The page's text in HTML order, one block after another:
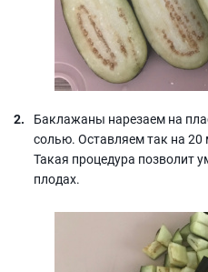
Баклажаны нарезаем на
солью. Оставляем так на
Такая процедура позволит
плодах.